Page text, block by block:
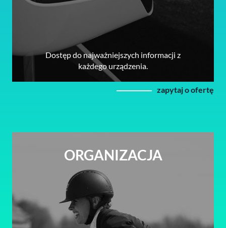
Dostęp do najważniejszych informacji z
każdego urządzenia.
zapytaj o ofertę
ORGANIZACJA